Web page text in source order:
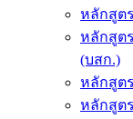
หลักสูต
หลักสูต
(บสก.)
หลักสูต
หลักสูต